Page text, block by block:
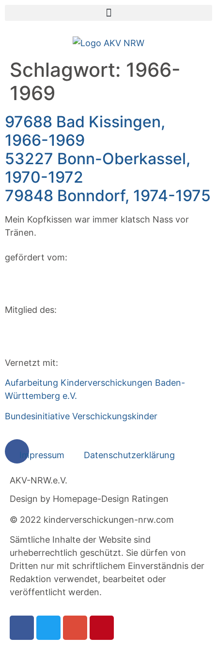
Schlagwort: 1966-
1969
97688 Bad Kissingen,
1966-1969
53227 Bonn-Oberkassel,
1970-1972
79848 Bonndorf, 1974-1975
Mein Kopfkissen war immer klatsch Nass vor
Tränen.
gefördert vom:
Mitglied des:
Vernetzt mit:
Aufarbeitung Kinderverschickungen Baden-
Württemberg e.V.
Bundesinitiative Verschickungskinder
Impressum Datenschutzerklärung
AKV-NRW.e.V.
Design by Homepage-Design Ratingen
© 2022 kinderverschickungen-nrw.com
Sämtliche Inhalte der Website sind
urheberrechtlich geschützt. Sie dürfen von
Dritten nur mit schriftlichem Einverständnis der
Redaktion verwendet, bearbeitet oder
veröffentlicht werden.